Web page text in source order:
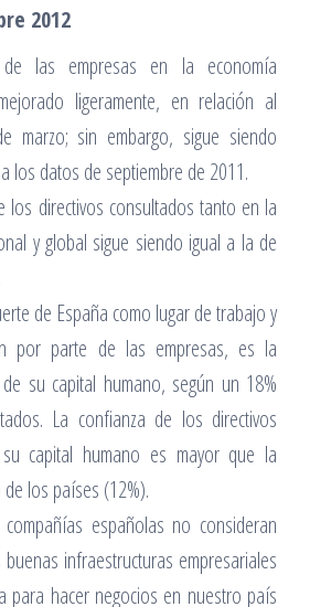
2012
las empresas en la economía
ligeramente, en relación al
marzo; sin embargo, sigue siendo
los datos de septiembre de 2011.
los directivos consultados tanto en la
y global sigue siendo igual a la de
de España como lugar de trabajo y
por parte de las empresas, es la
de su capital humano, según un 18%
La confianza de los directivos
capital humano es mayor que la
los países (12%).
españolas no consideran
infraestructuras empresariales
para hacer negocios en nuestro país